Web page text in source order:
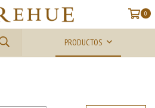
0
PRODUCTOS